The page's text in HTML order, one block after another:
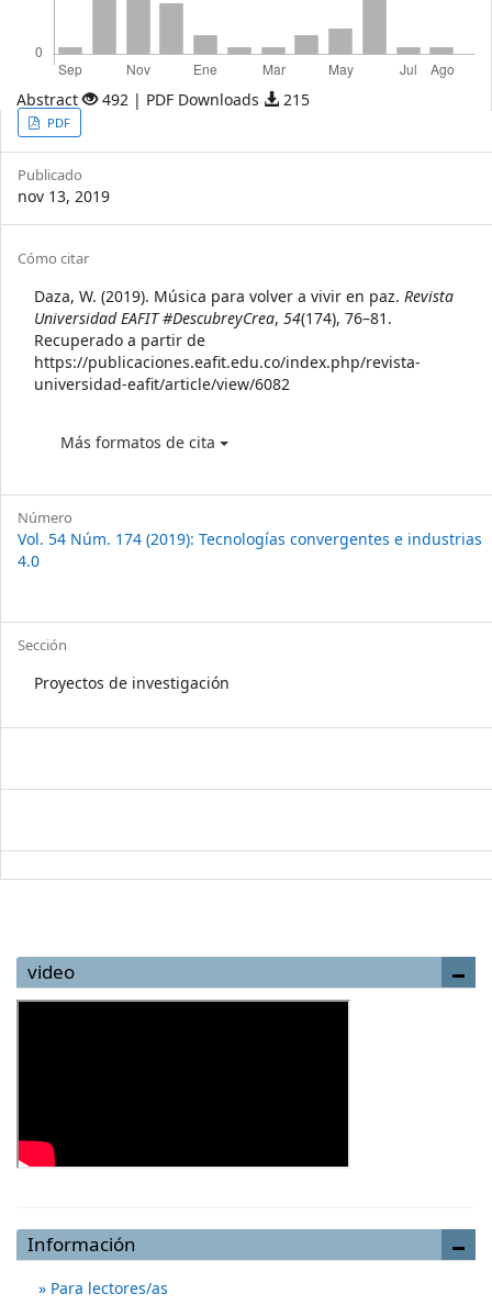
Abstract 492 | PDF Downloads 215
Article
Sidebar
PDF
Publicado
nov 13, 2019
Article
Details
Cómo citar
Daza, W. (2019). Música para volver a vivir en paz. Revista
Universidad EAFIT #DescubreyCrea, 54(174), 76–81.
Recuperado a partir de
https://publicaciones.eafit.edu.co/index.php/revista-
universidad-eafit/article/view/6082
Más formatos de cita
Número
Vol. 54 Núm. 174 (2019): Tecnologías convergentes e industrias
4.0
Sección
Proyectos de investigación
video
Información
Para lectores/as